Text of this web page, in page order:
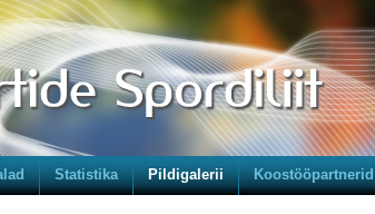
Statistika Pildigalerii Koostööpartnerid